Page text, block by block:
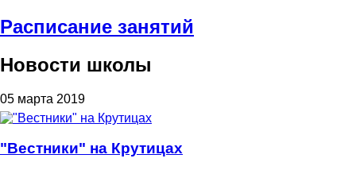
Расписание занятий
Новости школы
05 марта 2019
"Вестники" на Крутицах